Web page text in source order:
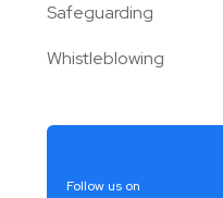
Safeguarding
Whistleblowing
Follow us on